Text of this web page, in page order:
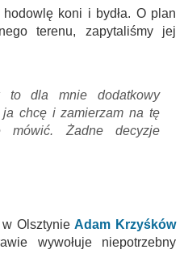
hodowlę koni i bydła. O plan
terenu, zapytaliśmy jej
to dla mnie dodatkowy
ja chcę i zamierzam na tę
mówić. Żadne decyzje
w OlsztynieAdam Krzyśków
wywołuje niepotrzebny